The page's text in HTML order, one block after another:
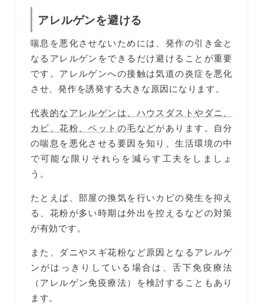
アレルゲンを避ける
喘息を悪化させないためには、発作の引き金と
なるアレルゲンをできるだけ避けることが重要
です。アレルゲンへの接触は気道の炎症を悪化
させ、発作を誘発する大きな原因になります。
代表的なアレルゲンは、ハウスダストやダニ、
カビ、花粉、ペットの毛などがあります。自分
の喘息を悪化させる要因を知り、生活環境の中
で可能な限りそれらを減らす工夫をしましょ
う。
たとえば、部屋の換気を行いカビの発生を抑え
る、花粉が多い時期は外出を控えるなどの対策
が有効です。
また、ダニやスギ花粉など原因となるアレルゲ
ンがはっきりしている場合は、舌下免疫療法
（アレルゲン免疫療法）を検討することもあり
ます。